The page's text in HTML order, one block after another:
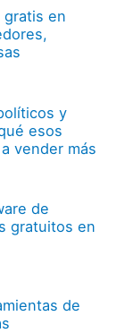
gratis en
y
esos
vender más
de
gratuitos en
de